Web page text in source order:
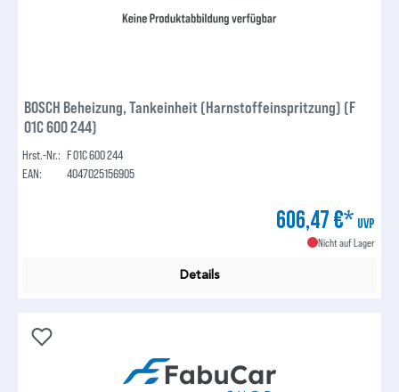
BOSCH Beheizung, Tankeinheit (Harnstoffeinspritzung) (F
01C 600 244)
Hrst.-Nr.: F 01C 600 244
EAN:
4047025156905
606,47 €* UVP
Nicht auf Lager
Details